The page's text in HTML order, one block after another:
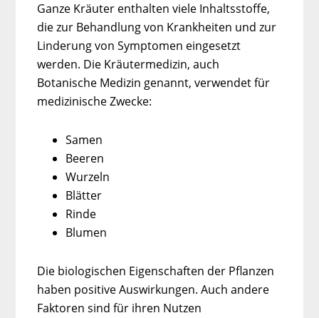
Ganze Kräuter enthalten viele Inhaltsstoffe,
die zur Behandlung von Krankheiten und zur
Linderung von Symptomen eingesetzt
werden. Die Kräutermedizin, auch
Botanische Medizin genannt, verwendet für
medizinische Zwecke:
Samen
Beeren
Wurzeln
Blätter
Rinde
Blumen
Die biologischen Eigenschaften der Pflanzen
haben positive Auswirkungen. Auch andere
Faktoren sind für ihren Nutzen